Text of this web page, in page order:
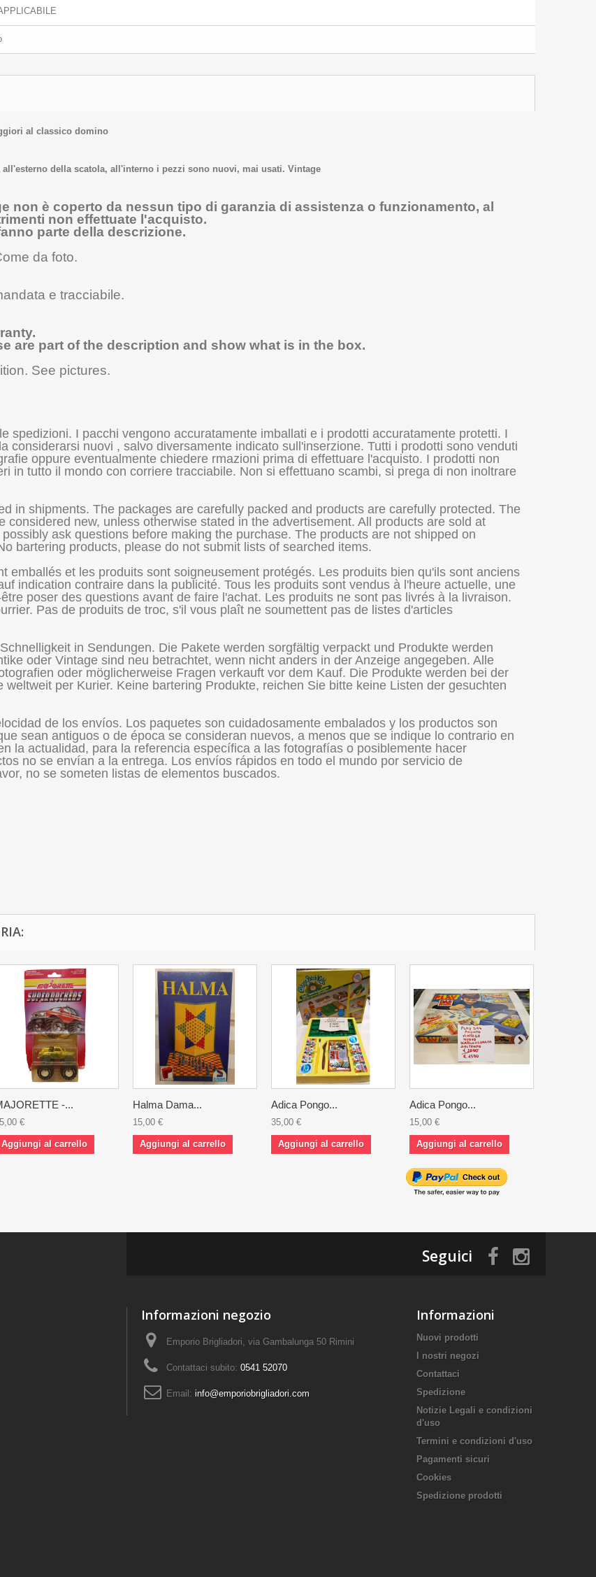
al classico domino
della scatola, all'interno i pezzi sono nuovi, mai usati. Vintage
non è coperto da nessun tipo di garanzia di assistenza o funzionamento, al
non effettuate l'acquisto.
parte della descrizione.
da foto.
e tracciabile.
are part of the description and show what is in the box.
. See pictures.
spedizioni. I pacchi vengono accuratamente imballati e i prodotti accuratamente protetti. I
considerarsi nuovi , salvo diversamente indicato sull'inserzione. Tutti i prodotti sono venduti
oppure eventualmente chiedere rmazioni prima di effettuare l'acquisto. I prodotti non
in tutto il mondo con corriere tracciabile. Non si effettuano scambi, si prega di non inoltrare
in shipments. The packages are carefully packed and products are carefully protected. The
considered new, unless otherwise stated in the advertisement. All products are sold at
ask questions before making the purchase. The products are not shipped on
bartering products, please do not submit lists of searched items.
emballés et les produits sont soigneusement protégés. Les produits bien qu'ils sont anciens
indication contraire dans la publicité. Tous les produits sont vendus à l'heure actuelle, une
poser des questions avant de faire l'achat. Les produits ne sont pas livrés à la livraison.
Pas de produits de troc, s'il vous plaît ne soumettent pas de listes d'articles
in Sendungen. Die Pakete werden sorgfältig verpackt und Produkte werden
oder Vintage sind neu betrachtet, wenn nicht anders in der Anzeige angegeben. Alle
oder möglicherweise Fragen verkauft vor dem Kauf. Die Produkte werden bei der
per Kurier. Keine bartering Produkte, reichen Sie bitte keine Listen der gesuchten
de los envíos. Los paquetes son cuidadosamente embalados y los productos son
sean antiguos o de época se consideran nuevos, a menos que se indique lo contrario en
la actualidad, para la referencia específica a las fotografías o posiblemente hacer
no se envían a la entrega. Los envíos rápidos en todo el mundo por servicio de
no se someten listas de elementos buscados.
-...
€
Aggiungi al carrello
Halma Dama...
15,00 €
Aggiungi al carrello
Adica Pongo...
35,00 €
Aggiungi al carrello
Adica Pongo...
15,00 €
Aggiungi al carrello
Seguici
Informazioni negozio
Emporio Brigliadori, via Gambalunga 50 Rimini
Contattaci subito: 0541 52070
Email: info@emporiobrigliadori.com
Informazioni
Nuovi prodotti
I nostri negozi
Contattaci
Spedizione
Notizie Legali e condizioni
d'uso
Termini e condizioni d'uso
Pagamenti sicuri
Cookies
Spedizione prodotti